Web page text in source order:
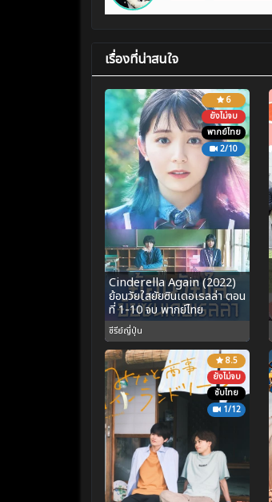
เรื่องที่น่าสนใจ
6
ยังไม่จบ
พากย์ไทย
2/10
Cinderella Again (2022)
ย้อนวัยใสยัยซินเดอเรลล่า ตอน
ที่ 1-10 จบ พากย์ไทย
ซีรีย์ญี่ปุ่น
8.5
ยังไม่จบ
ซับไทย
1/12